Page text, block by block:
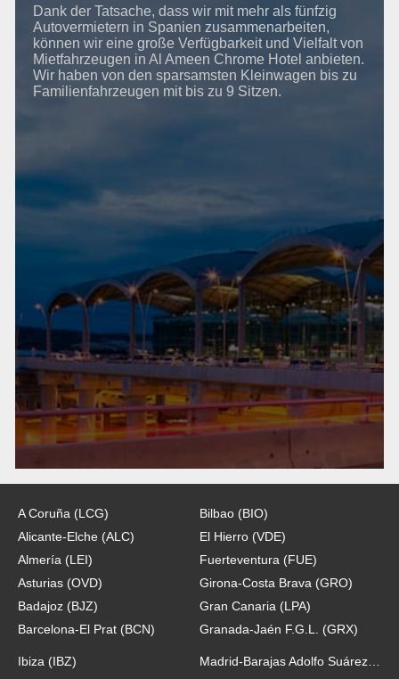
Dank der Tatsache, dass wir mit mehr als fünfzig
Autovermietern in Spanien zusammenarbeiten,
können wir eine große Verfügbarkeit und Vielfalt von
Mietfahrzeugen in Al Ameen Chrome Hotel anbieten.
Wir haben von den sparsamsten Kleinwagen bis zu
Familienfahrzeugen mit bis zu 9 Sitzen.
A Coruña (LCG)
Alicante-Elche (ALC)
Almería (LEI)
Asturias (OVD)
Badajoz (BJZ)
Barcelona-El Prat (BCN)
Bilbao (BIO)
El Hierro (VDE)
Fuerteventura (FUE)
Girona-Costa Brava (GRO)
Gran Canaria (LPA)
Granada-Jaén F.G.L. (GRX)
Ibiza (IBZ)